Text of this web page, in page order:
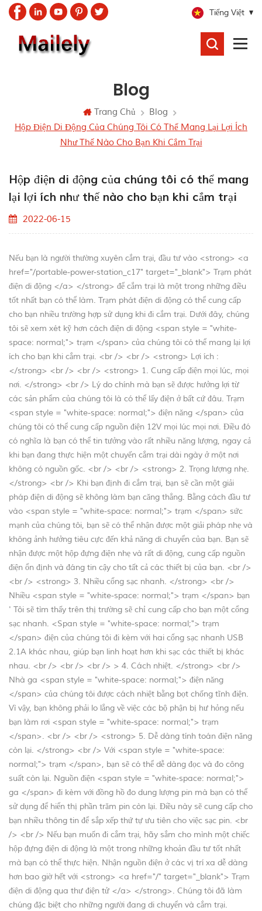
Tiếng Việt
Blog
Trang Chủ
Blog
Hộp Điện Di Động Của Chúng Tôi Có Thể Mang Lại Lợi Ích
Như Thế Nào Cho Bạn Khi Cắm Trại
Hộp điện di động của chúng tôi có thể mang
lại lợi ích như thế nào cho bạn khi cắm trại
2022-06-15
Nếu bạn là người thường xuyên cắm trại, đầu tư vào <strong> <a
href="/portable-power-station_c17" target="_blank"> Trạm phát
điện di động </a> </strong> để cắm trại là một trong những điều
tốt nhất bạn có thể làm. Trạm phát điện di động có thể cung cấp
cho bạn nhiều trường hợp sử dụng khi đi cắm trại. Dưới đây, chúng
tôi sẽ xem xét kỹ hơn cách điện di động <span style = "white-
space: normal;"> trạm </span> của chúng tôi có thể mang lại lợi
ích cho bạn khi cắm trại. <br /> <br /> <strong> Lợi ích :
</strong> <br /> <br /> <strong> 1. Cung cấp điện mọi lúc, mọi
nơi. </strong> <br /> Lý do chính mà bạn sẽ được hưởng lợi từ
các sản phẩm của chúng tôi là có thể lấy điện ở bất cứ đâu. Trạm
<span style = "white-space: normal;"> điện năng </span> của
chúng tôi có thể cung cấp nguồn điện 12V mọi lúc mọi nơi. Điều đó
có nghĩa là bạn có thể tin tưởng vào rất nhiều năng lượng, ngay cả
khi bạn đang thực hiện một chuyến cắm trại dài ngày ở một nơi
không có nguồn gốc. <br /> <br /> <strong> 2. Trọng lượng nhẹ.
</strong> <br /> Khi bạn định đi cắm trại, bạn sẽ cần một giải
pháp điện di động sẽ không làm bạn căng thẳng. Bằng cách đầu tư
vào <span style = "white-space: normal;"> trạm </span> sức
mạnh của chúng tôi, bạn sẽ có thể nhận được một giải pháp nhẹ và
không ảnh hưởng tiêu cực đến khả năng di chuyển của bạn. Bạn sẽ
nhận được một hộp đựng điện nhẹ và rất di động, cung cấp nguồn
điện ổn định và đáng tin cậy cho tất cả các thiết bị của bạn. <br />
<br /> <strong> 3. Nhiều cổng sạc nhanh. </strong> <br />
Nhiều <span style = "white-space: normal;"> trạm </span> bạn
' Tôi sẽ tìm thấy trên thị trường sẽ chỉ cung cấp cho bạn một cổng
sạc nhanh. <Span style = "white-space: normal;"> trạm
</span> điện của chúng tôi đi kèm với hai cổng sạc nhanh USB
2.1A khác nhau, giúp bạn linh hoạt hơn khi sạc các thiết bị khác
nhau. <br /> <br /> <br /> > 4. Cách nhiệt. </strong> <br />
Nhà ga <span style = "white-space: normal;"> điện năng
</span> của chúng tôi được cách nhiệt bằng bọt chống tĩnh điện.
Vì vậy, bạn không phải lo lắng về việc các bộ phận bị hư hỏng nếu
bạn làm rơi <span style = "white-space: normal;"> trạm
</span>. <br /> <br /> <strong> 5. Dễ dàng tính toán điện năng
còn lại. </strong> <br /> Với <span style = "white-space:
normal;"> trạm </span>, bạn sẽ có thể dễ dàng đọc và đo công
suất còn lại. Nguồn điện <span style = "white-space: normal;">
ga </span> đi kèm với đồng hồ đo dung lượng pin mà bạn có thể
sử dụng để hiển thị phần trăm pin còn lại. Điều này sẽ cung cấp cho
bạn nhiều thông tin để sắp xếp thứ tự ưu tiên cho việc sạc pin. <br
/> <br /> Nếu bạn muốn đi cắm trại, hãy sắm cho mình một chiếc
hộp đựng điện di động là một trong những khoản đầu tư tốt nhất
mà bạn có thể thực hiện. Nhận nguồn điện ở các vị trí xa dễ dàng
hơn bao giờ hết với <strong> <a href="/" target="_blank"> Trạm
điện di động qua thư điện tử </a> </strong>. Chúng tôi đã làm
chúng đặc biệt cho những người đang di chuyển và cắm trại.